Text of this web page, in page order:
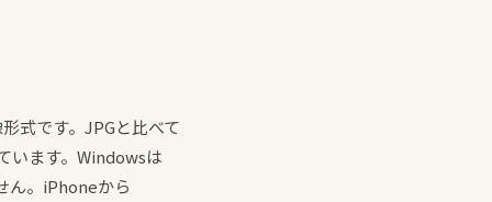
式です。JPGと比べて
います。Windowsは
ん。iPhoneから